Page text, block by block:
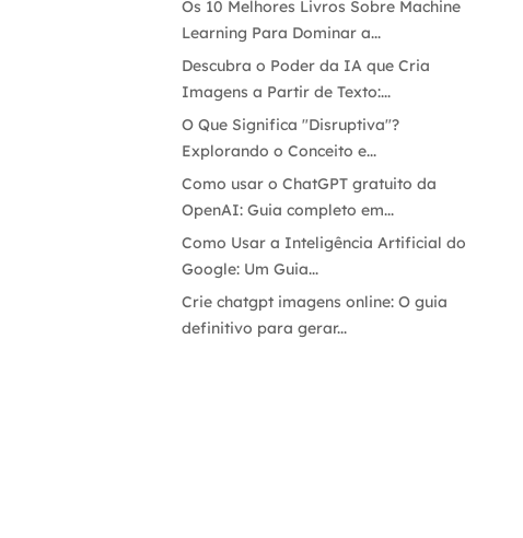
Os 10 Melhores Livros Sobre Machine
Learning Para Dominar a...
Descubra o Poder da IA que Cria
Imagens a Partir de Texto:...
O Que Significa "Disruptiva"?
Explorando o Conceito e...
Como usar o ChatGPT gratuito da
OpenAI: Guia completo em...
Como Usar a Inteligência Artificial do
Google: Um Guia...
Crie chatgpt imagens online: O guia
definitivo para gerar...